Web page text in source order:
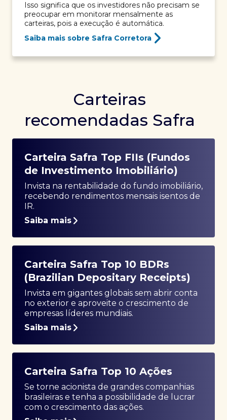
Isso significa que os investidores não precisam se
preocupar em monitorar mensalmente as
carteiras, pois a execução é automática.
Saiba mais sobre Safra Corretora
Carteiras
recomendadas Safra
Carteira Safra Top FIIs (Fundos
de Investimento Imobiliário)
Invista na rentabilidade do fundo imobiliário,
recebendo rendimentos mensais isentos de
IR.
Saiba mais
Carteira Safra Top 10 BDRs
(Brazilian Depositary Receipts)
Invista em gigantes globais sem abrir conta
no exterior e aproveite o crescimento de
empresas líderes mundiais.
Saiba mais
Carteira Safra Top 10 Ações
Se torne acionista de grandes companhias
brasileiras e tenha a possibilidade de lucrar
com o crescimento das ações.